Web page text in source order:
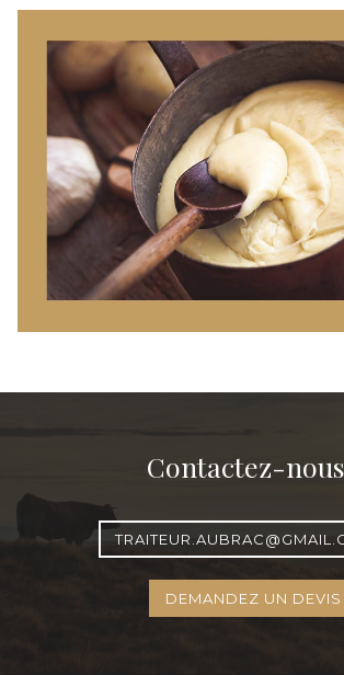
Contactez-nous
DEMANDEZ UN DEVIS